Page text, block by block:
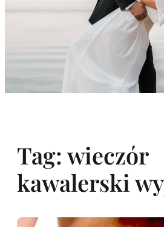
Tag: wieczór
kawalerski